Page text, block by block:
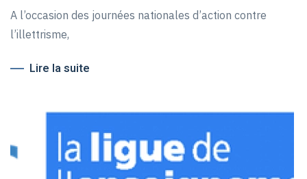
A l’occasion des journées nationales d’action contre
l’illettrisme,
Lire la suite